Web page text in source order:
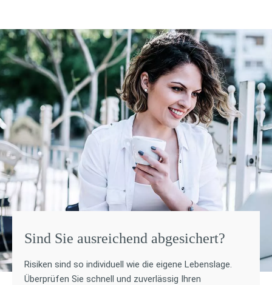
Sind Sie ausreichend abgesichert?
Risiken sind so individuell wie die eigene Lebenslage.
Überprüfen Sie schnell und zuverlässig Ihren